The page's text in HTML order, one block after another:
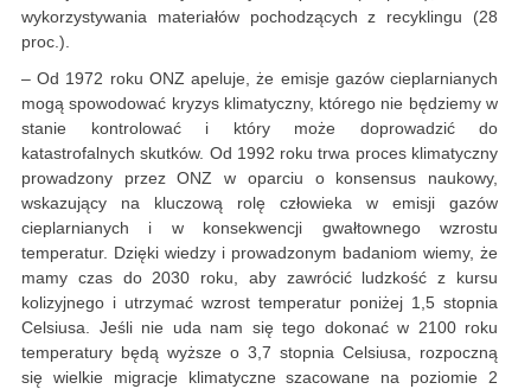
wykorzystywania materiałów pochodzących z recyklingu (28
proc.).
– Od 1972 roku ONZ apeluje, że emisje gazów cieplarnianych
mogą spowodować kryzys klimatyczny, którego nie będziemy w
stanie kontrolować i który może doprowadzić do
katastrofalnych skutków. Od 1992 roku trwa proces klimatyczny
prowadzony przez ONZ w oparciu o konsensus naukowy,
wskazujący na kluczową rolę człowieka w emisji gazów
cieplarnianych i w konsekwencji gwałtownego wzrostu
temperatur. Dzięki wiedzy i prowadzonym badaniom wiemy, że
mamy czas do 2030 roku, aby zawrócić ludzkość z kursu
kolizyjnego i utrzymać wzrost temperatur poniżej 1,5 stopnia
Celsiusa. Jeśli nie uda nam się tego dokonać w 2100 roku
temperatury będą wyższe o 3,7 stopnia Celsiusa, rozpoczną
się wielkie migracje klimatyczne szacowane na poziomie 2